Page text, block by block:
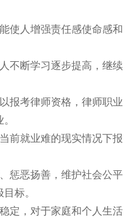
使人增强责任感使命感和
不断学习逐步提高，继续
报考律师资格，律师职业
前就业难的现实情况下报
惩恶扬善，维护社会公平
标。
定，对于家庭和个人生活